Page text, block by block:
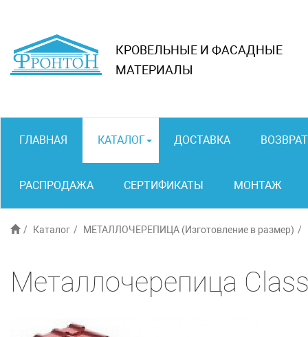
КРОВЕЛЬНЫЕ И ФАСАДНЫЕ
МАТЕРИАЛЫ
ГЛАВНАЯ КАТАЛОГ ДОСТАВКА ВОЗВРАТ
РАСПРОДАЖА СЕРТИФИКАТЫ МОНТАЖ
Каталог МЕТАЛЛОЧЕРЕПИЦА (Изготовление в размер)
Металлочерепица